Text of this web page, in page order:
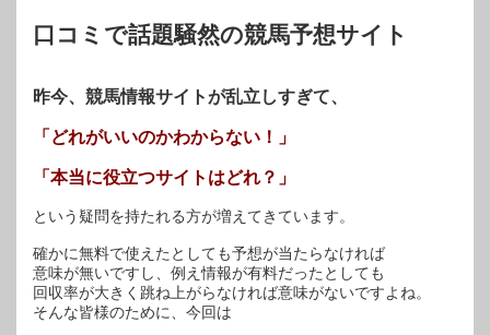
開
き
口コミで話題騒然の競馬予想サイト
昨今、競馬情報サイトが乱立しすぎて、
「どれがいいのかわからない！」
「本当に役立つサイトはどれ？」
という疑問を持たれる方が増えてきています。
確かに無料で使えたとしても予想が当たらなければ
意味が無いですし、例え情報が有料だったとしても
回収率が大きく跳ね上がらなければ意味がないですよね。
そんな皆様のために、今回は